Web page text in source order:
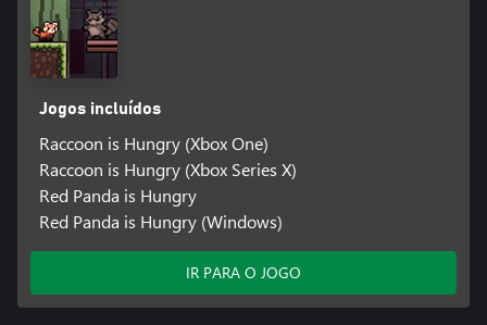
Jogos incluídos
Raccoon is Hungry (Xbox One)
Raccoon is Hungry (Xbox Series X)
Red Panda is Hungry
Red Panda is Hungry (Windows)
IR PARA O JOGO